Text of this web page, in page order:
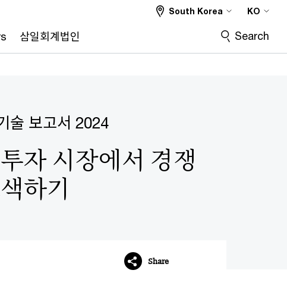
삼일회계법인
South Korea KO
Search
술 보고서 2024
자 시장에서 경쟁
하기
Share